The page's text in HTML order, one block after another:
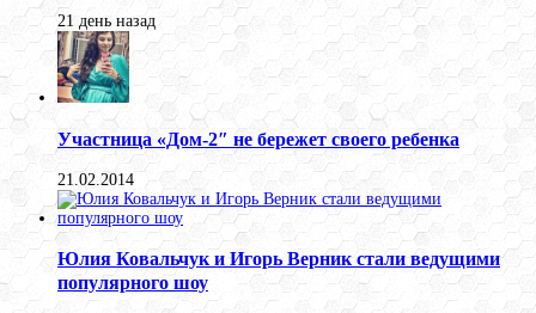
21 день назад
Участница «Дом-2″ не бережет своего ребенка
21.02.2014
Юлия Ковальчук и Игорь Верник стали ведущими
популярного шоу